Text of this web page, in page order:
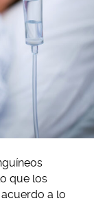
que los
a lo